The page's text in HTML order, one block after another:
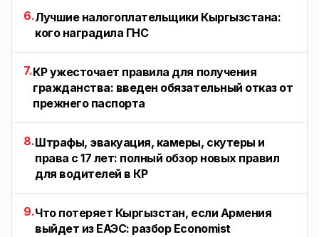
6.Лучшие налогоплательщики Кыргызстана:
кого наградила ГНС
7.КР ужесточает правила для получения
гражданства: введен обязательный отказ от
прежнего паспорта
8.Штрафы, эвакуация, камеры, скутеры и
права с 17 лет: полный обзор новых правил
для водителей в КР
9.Что потеряет Кыргызстан, если Армения
выйдет из ЕАЭС: разбор Economist